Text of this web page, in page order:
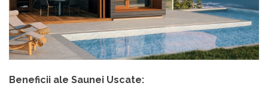
Beneficii ale Saunei Uscate: